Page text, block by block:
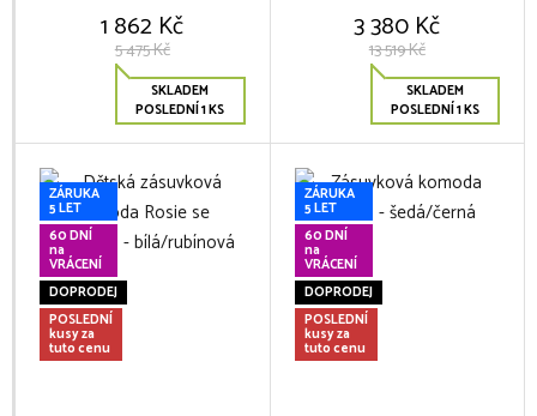
1 862 Kč
5 475 Kč
SKLADEM
POSLEDNÍ 1 KS
3 380 Kč
13 519 Kč
SKLADEM
POSLEDNÍ 1 KS
ZÁRUKA
5 LET
60 DNÍ
na
VRÁCENÍ
DOPRODEJ
POSLEDNÍ
kusy za
tuto cenu
ZÁRUKA
5 LET
60 DNÍ
na
VRÁCENÍ
DOPRODEJ
POSLEDNÍ
kusy za
tuto cenu